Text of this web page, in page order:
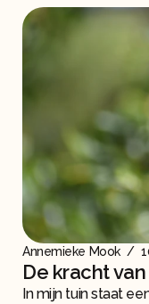
Annemieke Mook /
De kracht
In mijn tuin staat